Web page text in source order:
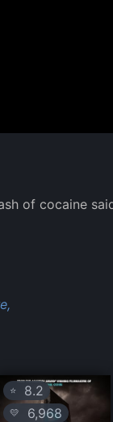
of cocaine
⭐8.2
💛 6,968